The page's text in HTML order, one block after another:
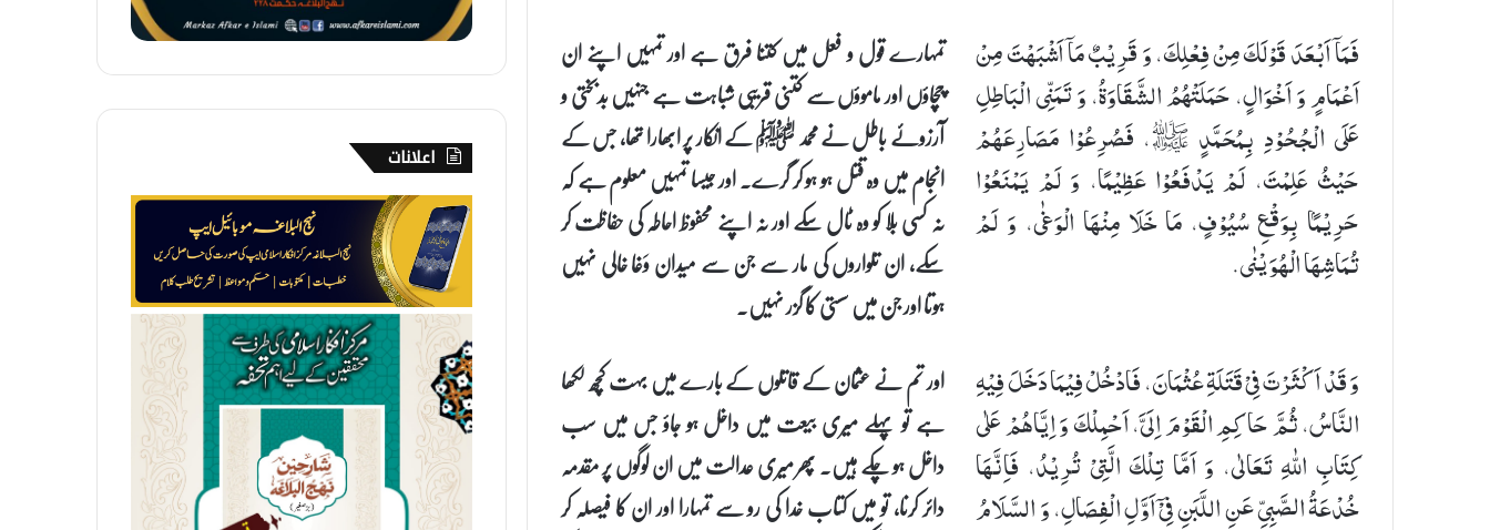
فَمَاۤ اَبْعَدَ قَوْلَكَ مِنْ فِعْلِكَ، وَ قَرِیْبٌ مَاۤ اَشْبَهْتَ مِنْ
اَعْمَامٍ وَ اَخْوَالٍ، حَمَلَتْهُمُ الشَّقَاوَةُ، وَ تَمَنِّی الْبَاطِلِ
عَلَى الْجُحُوْدِ بِمُحَمَّدٍ ﷺ، فَصُرِعُوْا مَصَارِعَهُمْ
حَیْثُ عَلِمْتَ، لَمْ یَدْفَعُوْا عَظِیْمًا، وَ لَمْ یَمْنَعُوْا
حَرِیْمًۢا بِوَقْعِ سُیُوْفٍ، مَا خَلَا مِنْهَا الْوَغٰى، وَ لَمْ
تُمَاشِهَا الْهُوَیْنٰى.
تمہارے قول و فعل میں کتنا فرق ہے اور تمہیں اپنے ان
چچاؤں اور ماموؤں سے کتنی قریبی شباہت ہے جنہیں بدبختی و
آرزوئے باطل نے محمد ﷺ کے انکار پر ابھارا تھا، جس کے
انجام میں وہ قتل ہو ہو کر گرے۔ اور جیسا تمہیں معلوم ہے کہ
نہ کسی بلا کو وہ ٹال سکے اور نہ اپنے محفوظ احاطہ کی حفاظت کر
سکے، ان تلواروں کی مار سے جن سے میدان وَغا خالی نہیں
ہوتا اور جن میں سستی کا گزر نہیں۔
وَ قَدْ اَكْثَرْتَ فِیْ قَتَلَةِ عُثْمَانَ، فَادْخُلْ فِیْمَا دَخَلَ فِیْهِ
النَّاسُ، ثُمَّ حَاكِمِ الْقَوْمَ اِلَیَّ، اَحْمِلْكَ وَ اِیَّاهُمْ عَلٰى
كِتَابِ اللّٰهِ تَعَالٰى، وَ اَمَّا تِلْكَ الَّتِیْ تُرِیْدُ، فَاِنَّهَا
خُدْعَةُ الصَّبِیِّ عَنِ اللَّبَنِ فِیْۤ اَوَّلِ الْفِصَالِ، وَ السَّلَامُ
اور تم نے عثمان کے قاتلوں کے بارے میں بہت کچھ لکھا
ہے تو پہلے میری بیعت میں داخل ہو جاؤ جس میں سب
داخل ہو چکے ہیں۔ پھر میری عدالت میں ان لوگوں پر مقدمہ
دائر کرنا، تو میں کتاب خدا کی رو سے تمہارا اور ان کا فیصلہ کر
ا
غ
اعلانات